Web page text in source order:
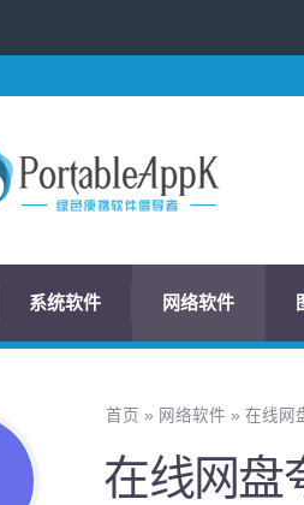
系统软件 网络软件
首页 » 网络软件 » 在线网
在线网盘